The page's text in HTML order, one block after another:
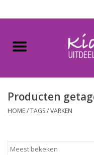
Home
Gevulde capsules & mixen
Maandaanbieding
Producten
HOME/TAGS/VARKEN